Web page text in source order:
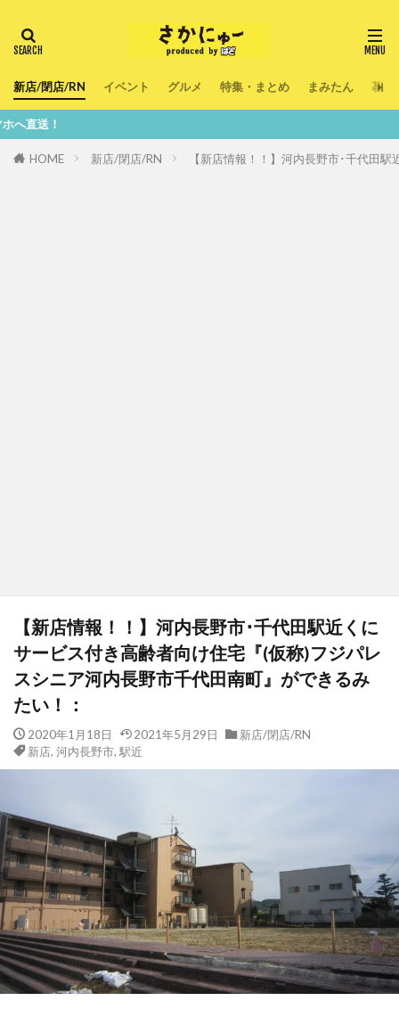
新店/閉店/RN イベント グルメ 特集・まとめ まみたん 暮ら
HOME 新店/閉店/RN 【新店情報！！】河内長野市･千代田
【新店情報！！】河内長野市･千代田駅近くに
サービス付き高齢者向け住宅『(仮称)フジパレ
スシニア河内長野市千代田南町』ができるみ
たい！：
2020年1月18日 2021年5月29日
新店/閉店/RN
新店, 河内長野市, 駅近